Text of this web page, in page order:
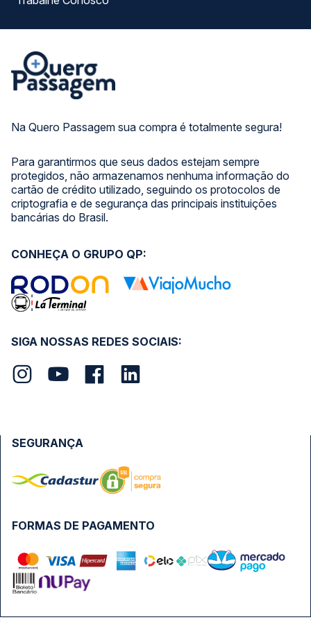
Na Quero Passagem sua compra é totalmente segura!
Para garantirmos que seus dados estejam sempre
protegidos, não armazenamos nenhuma informação do
cartão de crédito utilizado, seguindo os protocolos de
criptografia e de segurança das principais instituições
bancárias do Brasil.
SIGA NOSSAS REDES SOCIAIS:
CONHEÇA O GRUPO QP:
FORMAS DE PAGAMENTO
SEGURANÇA